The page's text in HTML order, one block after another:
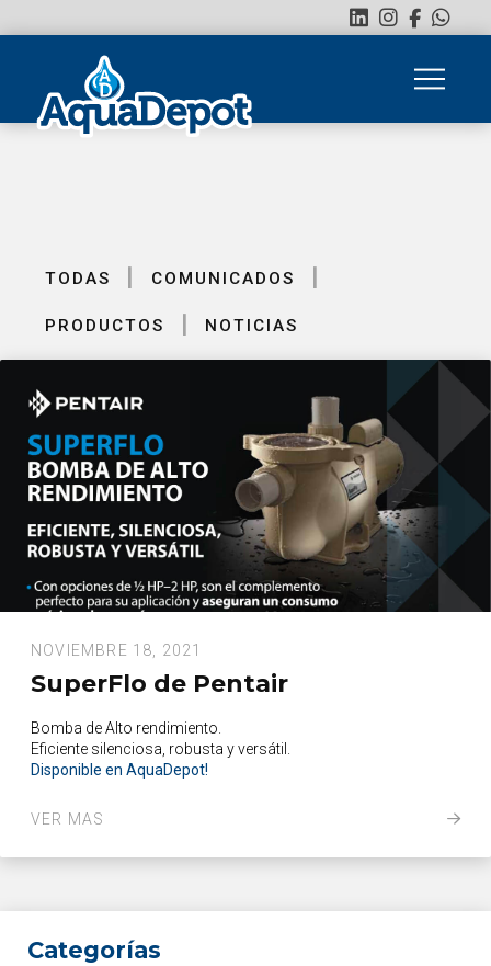
TODAS COMUNICADOS
PRODUCTOS NOTICIAS
NOVIEMBRE 18, 2021
SuperFlo de Pentair
Bomba de Alto rendimiento.
Eficiente silenciosa, robusta y versátil.
Disponible en AquaDepot!
VER MAS
Categorías